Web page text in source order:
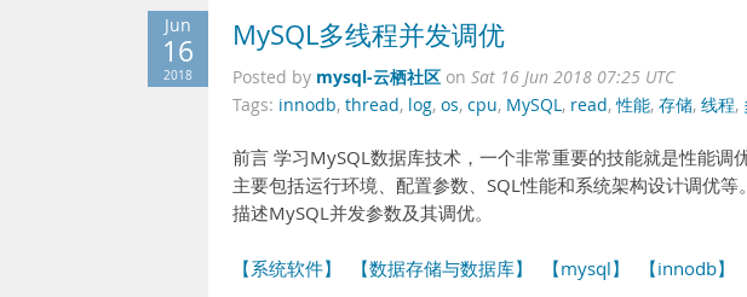
Jun
16
2018
MySQL多线程并发调优
Posted by mysql-云栖社区 on Sat 16 Jun 2018 07:25 UTC
Tags: innodb, thread, log, os, cpu, MySQL, read,性能, 存储, 线程,
前言 学习MySQL数据库技术，一个非常重要的技能就是性能调
主要包括运行环境、配置参数、SQL性能和系统架构设计调优
描述MySQL并发参数及其调优。
【系统软件】 【数据存储与数据库】 【mysql】 【innodb】